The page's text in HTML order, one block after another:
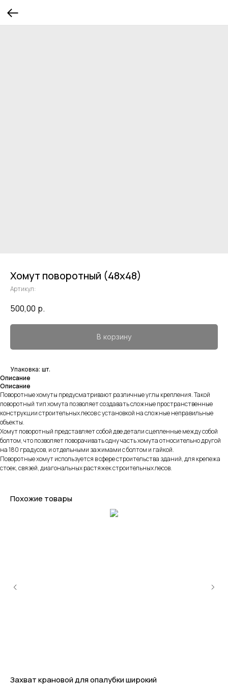
Хомут поворотный (48х48)
Артикул:
500,00 р.
В корзину
Упаковка: шт.
Описание
Описание
Поворотные хомуты предусматривают различные углы крепления. Такой
поворотный тип хомута позволяет создавать сложные пространственные
конструкции строительных лесов с установкой на сложные неправильные
объекты.
Хомут поворотный представляет собой две детали сцепленные между собой
болтом, что позволяет поворачивать одну часть хомута относительно другой
на 180 градусов, и отдельными зажимами с болтом и гайкой.
Поворотные хомут используется в сфере строительства зданий, для крепежа
стоек, связей, диагональных растяжек строительных лесов.
Похожие товары
Захват крановой для опалубки широкий